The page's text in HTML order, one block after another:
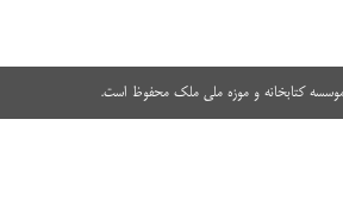
کتابخانه و موزه ملی ملک محفوظ است.